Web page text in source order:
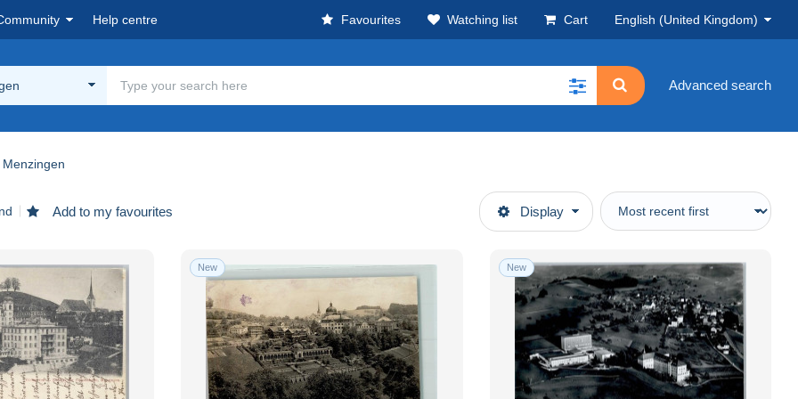
Help centre Favourites Watching list Cart English (United Kingdom)
Advanced search
Menzingen
Add to my favourites Display
New New